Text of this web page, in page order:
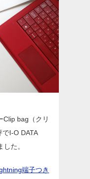
Clip bag（クリ
I-O DATA
た。
端子つき